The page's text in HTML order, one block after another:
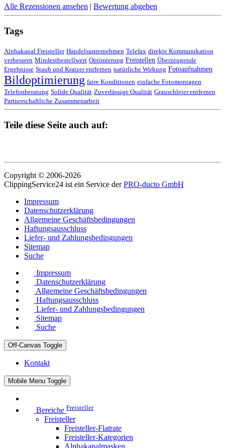
Alle Rezensionen ansehen | Bewertung abgeben
Tags
Alphakanal Freisteller Handelsunternehmen Telefax direkte Kommunikation
verbessern Mindestbestellwert Optimierung Freistellen Überzeugende
Ergebnisse Staub und Kratzer entfernen natürliche Wirkung Fotoaufnahmen
Bildoptimierung faire Konditionen einfache Fotomontagen
Telefonberatung Solide Qualität Zuverlässige Qualität Grauschleier entfernen
Partnerschaftliche Zusammenarbeit
Teile diese Seite auch auf:
Copyright © 2006-2026
ClippingService24 ist ein Service derPRO-ducto GmbH
Impressum
Datenschutzerklärung
Allgemeine Geschäftsbedingungen
Haftungsausschluss
Liefer- und Zahlungsbedingungen
Sitemap
Suche
Impressum
Datenschutzerklärung
Allgemeine Geschäftsbedingungen
Haftungsausschluss
Liefer- und Zahlungsbedingungen
Sitemap
Suche
Off-Canvas Toggle
Kontakt
Mobile Menu Toggle
Bereiche Freisteller
Freisteller
Freisteller-Flatrate
Freisteller-Kategorien
Alphakanalmasken